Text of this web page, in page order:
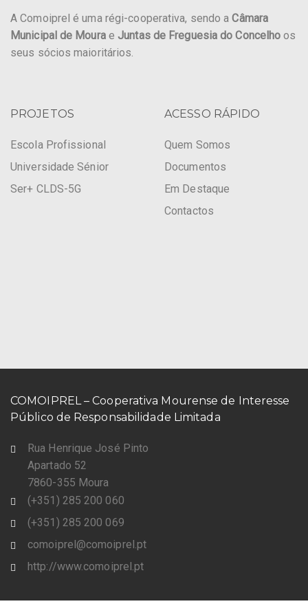
A Comoiprel é uma régi-cooperativa, sendo aCâmara
Municipal de MouraeJuntas de Freguesia do Concelho os
seus sócios maioritários.
PROJETOS
Escola Profissional
Universidade Sénior
Ser+ CLDS-5G
ACESSO RÁPIDO
Quem Somos
Documentos
Em Destaque
Contactos
COMOIPREL – Cooperativa Mourense de Interesse
Público de Responsabilidade Limitada
Rua Henrique José Pinto
Apartado 52
7860-355 Moura
(+351) 285 200 060
(+351) 285 200 069
comoiprel@comoiprel.pt
http://www.comoiprel.pt